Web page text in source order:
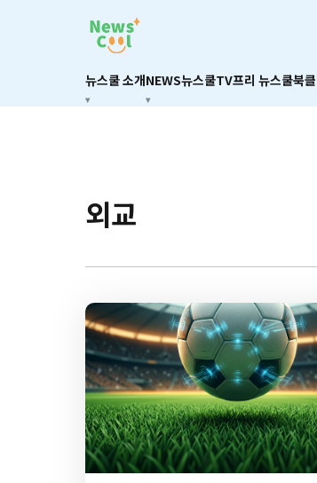
뉴스쿨 소개NEWS뉴스쿨TV프리 뉴스쿨북
외교